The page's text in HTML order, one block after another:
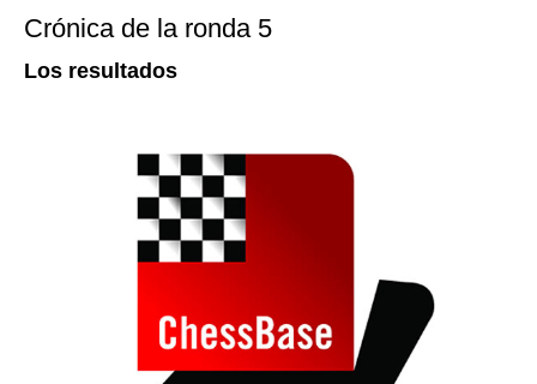
Crónica de la ronda 5
Los resultados